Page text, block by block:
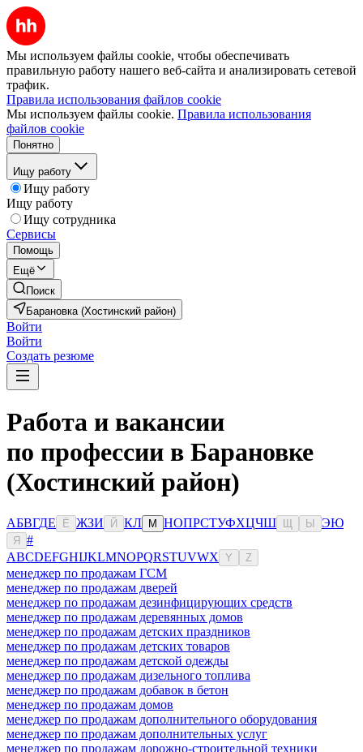
Мы используем файлы cookie, чтобы обеспечивать
правильную работу нашего веб-сайта и анализировать сетевой
трафик.
Правила использования файлов cookie
Мы используем файлы cookie. Правила использования
файлов cookie
Понятно
Ищу работу
Ищу работу
Ищу работу
Ищу сотрудника
Сервисы
Помощь
Ещё
Поиск
Барановка (Хостинский район)
Войти
Войти
Создать резюме
Работа и вакансии
по профессии в Барановке
(Хостинский район)
АБВГДЕ Ё ЖЗИ Й КЛ М НОПРСТУФХЦЧШ Ы ЭЮ
Я
#
ABCDEFGHIJKLMNOPQRSTUVWX Y Z
менеджер по продажам ГСМ
менеджер по продажам дверей
менеджер по продажам дезинфицирующих средств
менеджер по продажам деревянных домов
менеджер по продажам детских праздников
менеджер по продажам детских товаров
менеджер по продажам детской одежды
менеджер по продажам дизельного топлива
менеджер по продажам добавок в бетон
менеджер по продажам домов
менеджер по продажам дополнительного оборудования
менеджер по продажам дополнительных услуг
менеджер по продажам дорожно-строительной техники